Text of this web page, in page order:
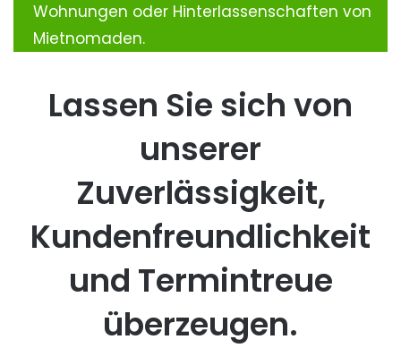
Wohnungen oder Hinterlassenschaften von
Mietnomaden.
Lassen Sie sich von
unserer
Zuverlässigkeit,
Kundenfreundlichkeit
und Termintreue
überzeugen.